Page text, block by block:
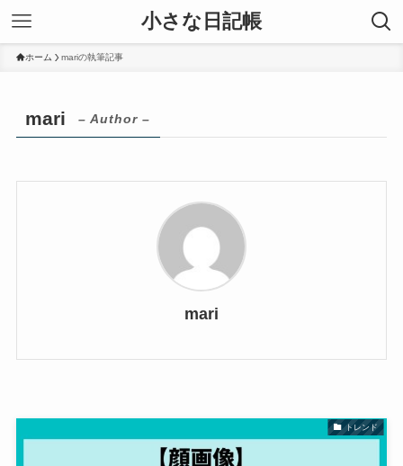
小さな日記帳
ホーム mariの執筆記事
mari – Author –
mari
トレンド